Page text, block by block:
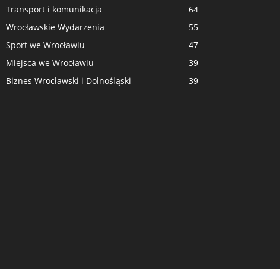
Transport i komunikacja
64
Wrocławskie Wydarzenia
55
Sport we Wrocławiu
47
Miejsca we Wrocławiu
39
Biznes Wrocławski i Dolnośląski
39